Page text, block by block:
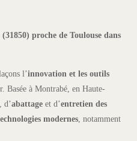
proche de Toulouse dans
l’innovation et les outils
Basée à Montrabé, en Haute-
, d’abattage et d’entretien des
modernes , notamment